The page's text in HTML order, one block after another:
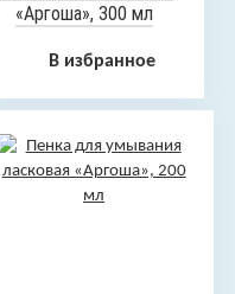
«Аргоша», 300 мл
В избранное